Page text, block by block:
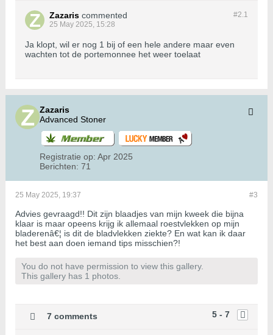
#2.1
Zazaris commented
25 May 2025, 15:28
Ja klopt, wil er nog 1 bij of een hele andere maar even
wachten tot de portemonnee het weer toelaat
Zazaris
Advanced Stoner
Registratie op: Apr 2025
Berichten: 71
#3
25 May 2025, 19:37
Advies gevraagd!! Dit zijn blaadjes van mijn kweek die bijna
klaar is maar opeens krijg ik allemaal roestvlekken op mijn
bladerenâ€¦ is dit de bladvlekken ziekte? En wat kan ik daar
het best aan doen iemand tips misschien?!
You do not have permission to view this gallery.
This gallery has 1 photos.
5 - 7
7 comments